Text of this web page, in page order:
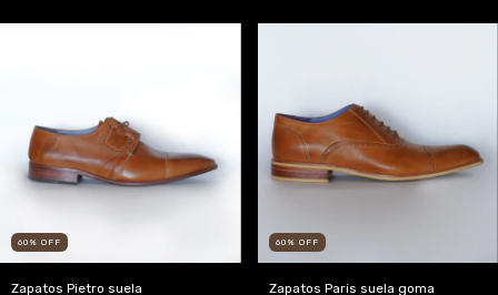
60 % OFF
Zapatos Pietro suela
60 % OFF
Zapatos Paris suela goma